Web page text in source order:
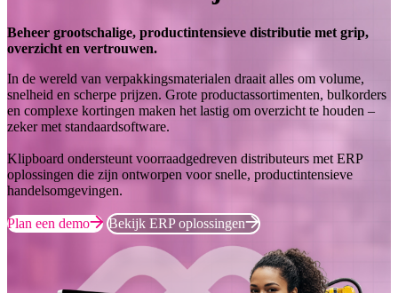
Beheer grootschalige, productintensieve distributie met grip,
overzicht en vertrouwen.
In de wereld van verpakkingsmaterialen draait alles om volume,
snelheid en scherpe prijzen. Grote productassortimenten, bulkorders
en complexe kortingen maken het lastig om overzicht te houden –
zeker met standaardsoftware.
Klipboard ondersteunt voorraadgedreven distributeurs met ERP
oplossingen die zijn ontworpen voor snelle, productintensieve
handelsomgevingen.
Plan een demo Bekijk ERP oplossingen